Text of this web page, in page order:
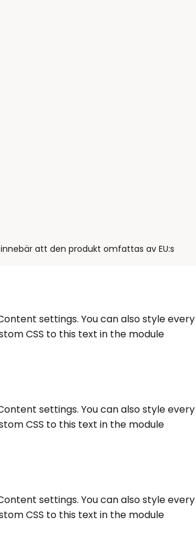
att den produkt omfattas av EU:s
settings. You can also style every
CSS to this text in the module
settings. You can also style every
CSS to this text in the module
settings. You can also style every
CSS to this text in the module